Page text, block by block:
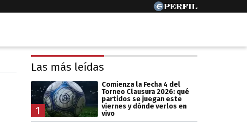
Las más leídas
1
Comienza la Fecha 4 del
Torneo Clausura 2026: qué
partidos se juegan este
viernes y dónde verlos en
vivo